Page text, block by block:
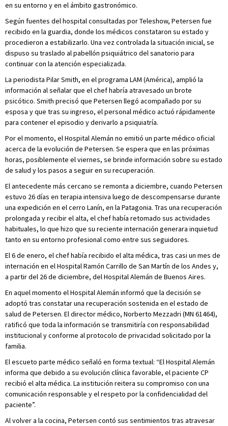
en su entorno y en el ámbito gastronómico.
Según fuentes del hospital consultadas por Teleshow, Petersen fue
recibido en la guardia, donde los médicos constataron su estado y
procedieron a estabilizarlo. Una vez controlada la situación inicial, se
dispuso su traslado al pabellón psiquiátrico del sanatorio para
continuar con la atención especializada.
La periodista Pilar Smith, en el programa LAM (América), amplió la
información al señalar que el chef habría atravesado un brote
psicótico. Smith precisó que Petersen llegó acompañado por su
esposa y que tras su ingreso, el personal médico actuó rápidamente
para contener el episodio y derivarlo a psiquiatría.
Por el momento, el Hospital Alemán no emitió un parte médico oficial
acerca de la evolución de Petersen. Se espera que en las próximas
horas, posiblemente el viernes, se brinde información sobre su estado
de salud y los pasos a seguir en su recuperación.
El antecedente más cercano se remonta a diciembre, cuando Petersen
estuvo 26 días en terapia intensiva luego de descompensarse durante
una expedición en el cerro Lanín, en la Patagonia. Tras una recuperación
prolongada y recibir el alta, el chef había retomado sus actividades
habituales, lo que hizo que su reciente internación generara inquietud
tanto en su entorno profesional como entre sus seguidores.
El 6 de enero, el chef había recibido el alta médica, tras casi un mes de
internación en el Hospital Ramón Carrillo de San Martín de los Andes y,
a partir del 26 de diciembre, del Hospital Alemán de Buenos Aires.
En aquel momento el Hospital Alemán informó que la decisión se
adoptó tras constatar una recuperación sostenida en el estado de
salud de Petersen. El director médico, Norberto Mezzadri (MN 61464),
ratificó que toda la información se transmitiría con responsabilidad
institucional y conforme al protocolo de privacidad solicitado por la
familia.
El escueto parte médico señaló en forma textual: “El Hospital Alemán
informa que debido a su evolución clínica favorable, el paciente CP
recibió el alta médica. La institución reitera su compromiso con una
comunicación responsable y el respeto por la confidencialidad del
paciente”.
Al volver a la cocina, Petersen contó sus sentimientos tras atravesar